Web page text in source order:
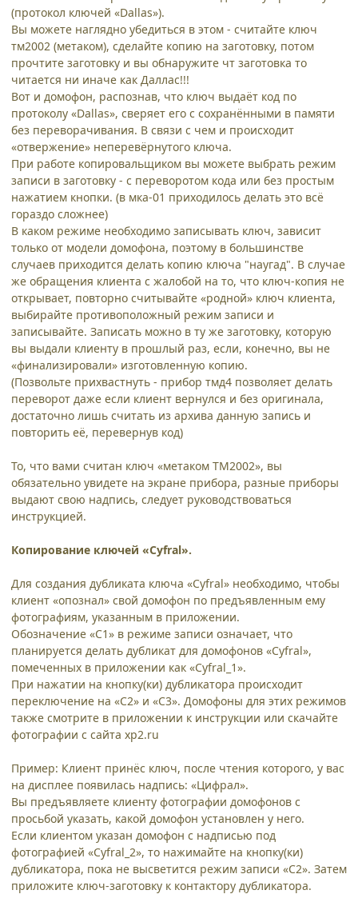
(протокол ключей «Dallas»).
Вы можете наглядно убедиться в этом - считайте ключ
тм2002 (метаком), сделайте копию на заготовку, потом
прочтите заготовку и вы обнаружите чт заготовка то
читается ни иначе как Даллас!!!
Вот и домофон, распознав, что ключ выдаёт код по
протоколу «Dallas», сверяет его с сохранёнными в памяти
без переворачивания. В связи с чем и происходит
«отвержение» неперевёрнутого ключа.
При работе копировальщиком вы можете выбрать режим
записи в заготовку - с переворотом кода или без простым
нажатием кнопки. (в мка-01 приходилось делать это всё
гораздо сложнее)
В каком режиме необходимо записывать ключ, зависит
только от модели домофона, поэтому в большинстве
случаев приходится делать копию ключа "наугад". В случае
же обращения клиента с жалобой на то, что ключ-копия не
открывает, повторно считывайте «родной» ключ клиента,
выбирайте противоположный режим записи и
записывайте. Записать можно в ту же заготовку, которую
вы выдали клиенту в прошлый раз, если, конечно, вы не
«финализировали» изготовленную копию.
(Позвольте прихвастнуть - прибор тмд4 позволяет делать
переворот даже если клиент вернулся и без оригинала,
достаточно лишь считать из архива данную запись и
повторить её, перевернув код)
То, что вами считан ключ «метаком ТМ2002», вы
обязательно увидете на экране прибора, разные приборы
выдают свою надпись, следует руководствоваться
инструкцией.
Копирование ключей «Cyfral».
Для создания дубликата ключа «Cyfral» необходимо, чтобы
клиент «опознал» свой домофон по предъявленным ему
фотографиям, указанным в приложении.
Обозначение «С1» в режиме записи означает, что
планируется делать дубликат для домофонов «Cyfral»,
помеченных в приложении как «Cyfral_1».
При нажатии на кнопку(ки) дубликатора происходит
переключение на «С2» и «C3». Домофоны для этих режимов
также смотрите в приложении к инструкции или скачайте
фотографии с сайта xp2.ru
Пример: Клиент принёс ключ, после чтения которого, у вас
на дисплее появилась надпись: «Цифрал».
Вы предъявляете клиенту фотографии домофонов с
просьбой указать, какой домофон установлен у него.
Если клиентом указан домофон с надписью под
фотографией «Cyfral_2», то нажимайте на кнопку(ки)
дубликатора, пока не высветится режим записи «С2». Затем
приложите ключ-заготовку к контактору дубликатора.